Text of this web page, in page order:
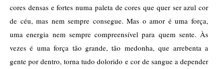
cores densas e fortes numa paleta de cores que quer ser azul cor
de céu, mas nem sempre consegue. Mas o amor é uma força,
uma energia nem sempre compreensível para quem sente. Às
vezes é uma força tão grande, tão medonha, que arrebenta a
gente por dentro, torna tudo dolorido e cor de sangue a depender